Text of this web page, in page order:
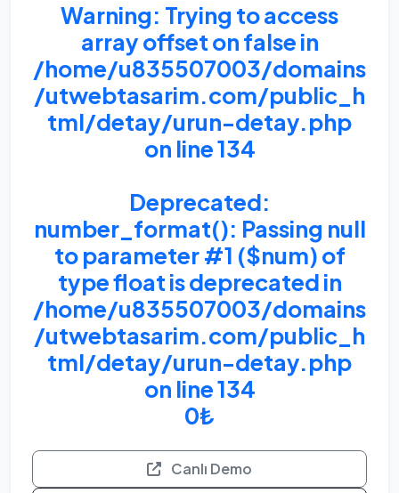
Warning: Trying to access
array offset on false in
/home/u835507003/domains
/utwebtasarim.com/public_h
tml/detay/urun-detay.php
on line134
Deprecated:
number_format(): Passing null
to parameter #1 ($num) of
type float is deprecated in
/home/u835507003/domains
/utwebtasarim.com/public_h
tml/detay/urun-detay.php
on line134
0₺
Canlı Demo